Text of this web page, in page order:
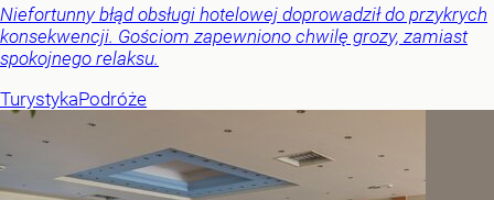
Niefortunny błąd obsługi hotelowej doprowadził do przykrych
konsekwencji. Gościom zapewniono chwilę grozy, zamiast
spokojnego relaksu.
TurystykaPodróże